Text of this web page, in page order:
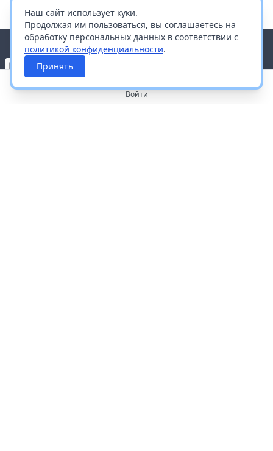
Наш сайт использует куки.
Продолжая им пользоваться, вы соглашаетесь на
обработку персональных данных в соответствии с
политикой конфиденциальности.
Принять
Войти